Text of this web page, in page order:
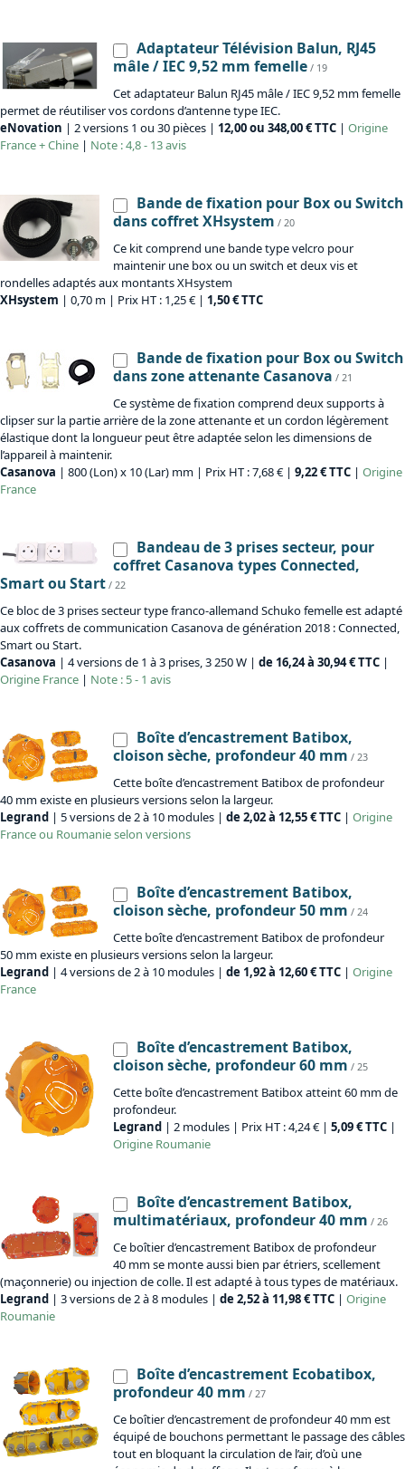
Adaptateur Télévision Balun, RJ45
mâle / IEC 9,52 mm femelle / 19
Cet adaptateur Balun RJ45 mâle / IEC 9,52 mm femelle
permet de réutiliser vos cordons d’antenne type IEC.
eNovation | 2 versions 1 ou 30 pièces | 12,00 ou 348,00 € TTC | Origine
France + Chine | Note : 4,8 - 13 avis
Bande de fixation pour Box ou Switch
dans coffret XHsystem / 20
Ce kit comprend une bande type velcro pour
maintenir une box ou un switch et deux vis et
rondelles adaptés aux montants XHsystem
XHsystem | 0,70 m | Prix HT : 1,25 € | 1,50 € TTC
Bande de fixation pour Box ou Switch
dans zone attenante Casanova / 21
Ce système de fixation comprend deux supports à
clipser sur la partie arrière de la zone attenante et un cordon légèrement
élastique dont la longueur peut être adaptée selon les dimensions de
l’appareil à maintenir.
Casanova | 800 (Lon) x 10 (Lar) mm | Prix HT : 7,68 € | 9,22 € TTC | Origine
France
Bandeau de 3 prises secteur, pour
coffret Casanova types Connected,
Smart ou Start / 22
Ce bloc de 3 prises secteur type franco-allemand Schuko femelle est adapté
aux coffrets de communication Casanova de génération 2018 : Connected,
Smart ou Start.
Casanova | 4 versions de 1 à 3 prises, 3 250 W | de 16,24 à 30,94 € TTC |
Origine France | Note : 5 - 1 avis
Boîte d’encastrement Batibox,
cloison sèche, profondeur 40 mm / 23
Cette boîte d’encastrement Batibox de profondeur
40 mm existe en plusieurs versions selon la largeur.
Legrand | 5 versions de 2 à 10 modules | de 2,02 à 12,55 € TTC | Origine
France ou Roumanie selon versions
Boîte d’encastrement Batibox,
cloison sèche, profondeur 50 mm / 24
Cette boîte d’encastrement Batibox de profondeur
50 mm existe en plusieurs versions selon la largeur.
Legrand | 4 versions de 2 à 10 modules | de 1,92 à 12,60 € TTC | Origine
France
Boîte d’encastrement Batibox,
cloison sèche, profondeur 60 mm / 25
Cette boîte d’encastrement Batibox atteint 60 mm de
profondeur.
Legrand | 2 modules | Prix HT : 4,24 € | 5,09 € TTC |
Origine Roumanie
Boîte d’encastrement Batibox,
multimatériaux, profondeur 40 mm / 26
Ce boîtier d’encastrement Batibox de profondeur
40 mm se monte aussi bien par étriers, scellement
(maçonnerie) ou injection de colle. Il est adapté à tous types de matériaux.
Legrand | 3 versions de 2 à 8 modules | de 2,52 à 11,98 € TTC | Origine
Roumanie
Boîte d’encastrement Ecobatibox,
profondeur 40 mm / 27
Ce boîtier d’encastrement de profondeur 40 mm est
équipé de bouchons permettant le passage des câbles
tout en bloquant la circulation de l’air, d’où une